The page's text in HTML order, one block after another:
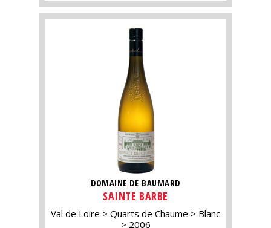
DOMAINE DE BAUMARD
SAINTE BARBE
Val de Loire Quarts de Chaume
Blanc
2006